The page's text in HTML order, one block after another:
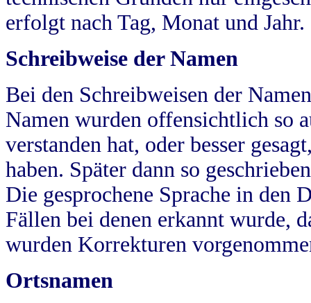
erfolgt nach Tag, Monat und Jahr.
Schreibweise der Namen
Bei den Schreibweisen der
Namen wurden offensichtlich so
verstanden hat, oder besser
haben. Später dann so
Die gesprochene Sprache in
Fällen bei denen erkannt wurde,
wurden Korrekturen
Ortsnamen